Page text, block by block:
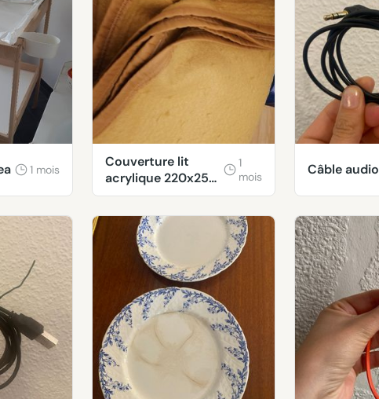
1 mois
Couverture lit
acrylique 220x250
cm
1
mois
Câble audio